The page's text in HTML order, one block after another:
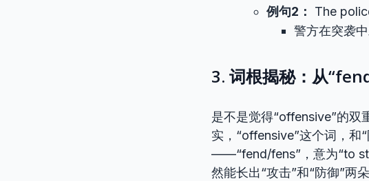
例句2：
The
警方在突袭
3. 词根揭秘：从
是不是觉得“offensive”的双
实，“offensive”这个词，和
——“fend/fens”，意为“to
然能长出“攻击”和“防御”两朵